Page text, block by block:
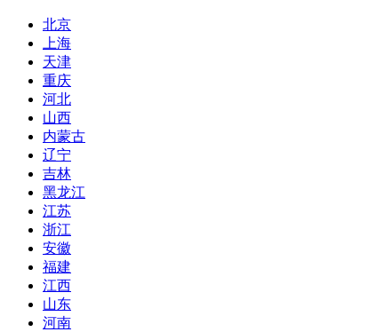
北京
上海
天津
重庆
河北
山西
内蒙古
辽宁
吉林
黑龙江
江苏
浙江
安徽
福建
江西
山东
河南